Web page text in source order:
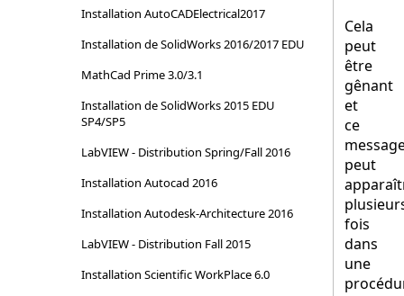
Installation AutoCADElectrical2017
Installation de SolidWorks 2016/2017 EDU
MathCad Prime 3.0/3.1
Installation de SolidWorks 2015 EDU
SP4/SP5
LabVIEW - Distribution Spring/Fall 2016
Installation Autocad 2016
Installation Autodesk-Architecture 2016
LabVIEW - Distribution Fall 2015
Installation Scientific WorkPlace 6.0
Cela
peut
être
gênant
et
ce
peut
fois
dans
une